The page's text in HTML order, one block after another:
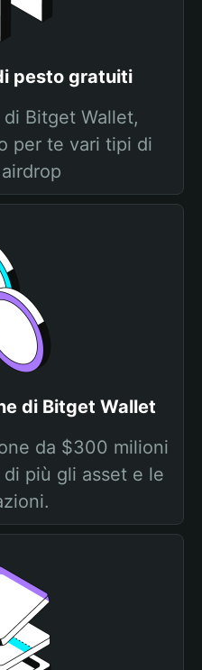
pesto gratuiti
Bitget Wallet,
per te vari tipi di
di Bitget Wallet
da $300 milioni
più gli asset e le